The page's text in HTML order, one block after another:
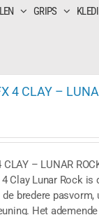
GRIPS
4 CLAY –
CLAY – LUNAR
4 Clay Lunar Rock
bredere
Het